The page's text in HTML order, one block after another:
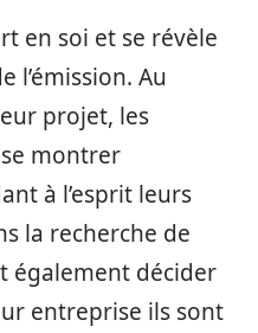
en soi et se révèle
l’émission. Au
projet, les
montrer
à l’esprit leurs
la recherche de
également décider
entreprise ils sont